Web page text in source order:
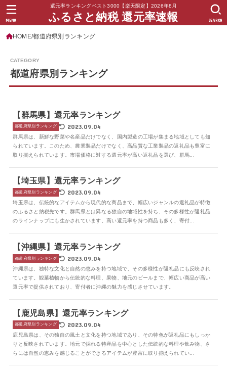
還元率ランキングベスト3000【楽天限定】2026年8月
ふるさと納税 還元率速報 SEARCH
MENU
HOME 都道府県別ランキング
都道府県別ランキング
【群馬県】還元率ランキング
都道府県別ランキング 2023.09.04
群馬県は、新鮮な野菜や名産品だけでなく、国内製造の工場が集まる地域としても知
られています。このため、農業製品だけでなく、高品質な工業製品の返礼品も豊富に
取り揃えられています。市場価格に対する還元率が高い返礼品を選び、群馬...
【埼玉県】還元率ランキング
都道府県別ランキング 2023.09.04
埼玉県は、伝統的なアイテムから現代的な商品まで、幅広いジャンルの返礼品が特徴
のふるさと納税先です。群馬県とは異なる独自の地域性を持ち、その多様性が返礼品
のラインナップにも生かされています。高い還元率を持つ商品も多く、寄付...
【沖縄県】還元率ランキング
都道府県別ランキング 2023.09.04
沖縄県は、独特な文化と自然の恵みを持つ地域で、その多様性が返礼品にも反映され
ています。観葉植物から伝統的な料理、果物、地元のビールまで、幅広い商品が高い
還元率で提供されており、寄付者に沖縄の魅力を感じさせています。
【鹿児島県】還元率ランキング
都道府県別ランキング 2023.09.04
鹿児島県は、その独自の風土と文化を持つ地域であり、その特色が返礼品にもしっか
りと反映されています。地元で採れる特産品を中心とした伝統的な料理や飲み物、さ
らには自然の恵みを感じることができるアイテムが豊富に取り揃えられてい...